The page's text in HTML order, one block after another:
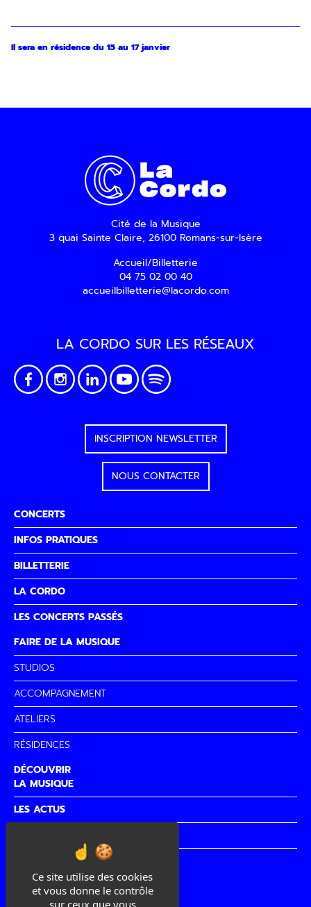
Ce site utilise des cookies
et vous donne le contrôle
sur ceux que vous
Il sera en résidence du 15 au 17 janvier
Cité de la Musique
3 quai Sainte Claire, 26100 Romans-sur-Isère
Accueil/Billetterie
04 75 02 00 40
accueilbilletterie@lacordo.com
CONCERTS
INFOS PRATIQUES
BILLETTERIE
LA CORDO
LES CONCERTS PASSÉS
FAIRE DE LA MUSIQUE
STUDIOS
ACCOMPAGNEMENT
ATELIERS
RÉSIDENCES
DÉCOUVRIR
LA MUSIQUE
LES ACTUS
LA MUSIQUE
LA CORDO SUR LES RÉSEAUX
INSCRIPTION NEWSLETTER
NOUS CONTACTER